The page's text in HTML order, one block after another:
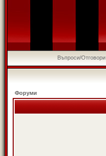
Въпроси/Отговори
Форуми